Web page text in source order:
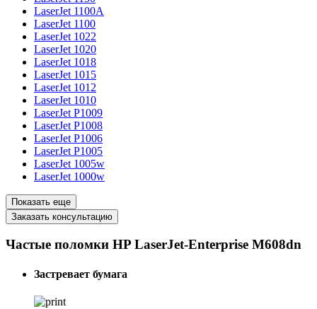
LaserJet 1100A
LaserJet 1100
LaserJet 1022
LaserJet 1020
LaserJet 1018
LaserJet 1015
LaserJet 1012
LaserJet 1010
LaserJet P1009
LaserJet P1008
LaserJet P1006
LaserJet P1005
LaserJet 1005w
LaserJet 1000w
Показать еще
Заказать консультацию
Частые поломки HP LaserJet-Enterprise M608dn
Застревает бумага